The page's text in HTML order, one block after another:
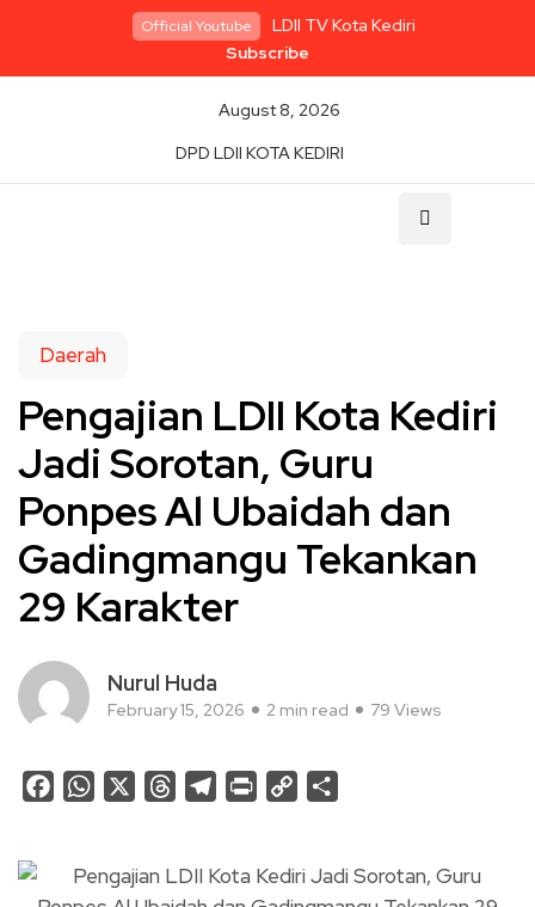
Official Youtube
LDII TV Kota Kediri
Subscribe
August 8, 2026
DPD LDII KOTA KEDIRI
Daerah
Pengajian LDII Kota Kediri
Jadi Sorotan, Guru
Ponpes Al Ubaidah dan
Gadingmangu Tekankan
29 Karakter
Nurul Huda
February 15, 2026 2 min read 79 Views
FacebookWhatsApp ThreadsTelegram
Print
Copy